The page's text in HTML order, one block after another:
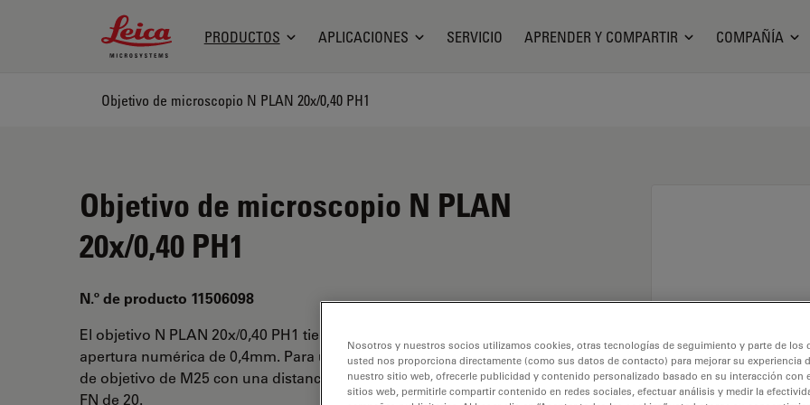
Leica Microsystems Logo
PRODUCTOS APLICACIONES SERVICIO APRENDER Y COMPARTIR COMPAÑÍA
Objetivo de microscopio N PLAN 20x/0,40 PH1
Objetivo de microscopio N PLAN
20x/0,40 PH1
N.º de producto 11506098
El objetivo N PLAN 20x/0,40 PH1 tiene un aumento de 20X y una
apertura numérica de 0,4mm. Para uso en medio seco y con una rosca
de objetivo de M25 con una distancia de trabajo libre de 0,3 mm y un
FN de 20.
Nosotros y nuestros socios utilizamos cookies, otras tecnologías de seguimiento y parte de los
usted nos proporciona directamente (como sus datos de contacto) para mejorar su experiencia
nuestro sitio web, ofrecerle publicidad y contenido personalizado basado en su interacción con
sitios web, permitirle compartir contenido en redes sociales, efectuar análisis y medir la